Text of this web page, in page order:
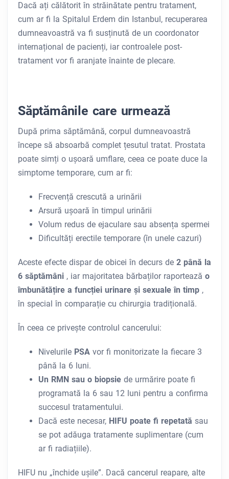
Dacă ați călătorit în străinătate pentru tratament,
cum ar fi la Spitalul Erdem din Istanbul, recuperarea
dumneavoastră va fi susținută de un coordonator
internațional de pacienți, iar controalele post-
tratament vor fi aranjate înainte de plecare.
Săptămânile care urmează
După prima săptămână, corpul dumneavoastră
începe să absoarbă complet țesutul tratat. Prostata
poate simți o ușoară umflare, ceea ce poate duce la
simptome temporare, cum ar fi:
Frecvență crescută a urinării
Arsură ușoară în timpul urinării
Volum redus de ejaculare sau absența spermei
Dificultăți erectile temporare (în unele cazuri)
Aceste efecte dispar de obicei în decurs de 2 până la
6 săptămâni , iar majoritatea bărbaților raportează o
îmbunătățire a funcției urinare și sexuale în timp ,
în special în comparație cu chirurgia tradițională.
În ceea ce privește controlul cancerului:
Nivelurile PSA vor fi monitorizate la fiecare 3
până la 6 luni.
Un RMN sau o biopsie de urmărire poate fi
programată la 6 sau 12 luni pentru a confirma
succesul tratamentului.
Dacă este necesar, HIFU poate fi repetată sau
se pot adăuga tratamente suplimentare (cum
ar fi radiațiile).
HIFU nu „închide ușile”. Dacă cancerul reapare, alte